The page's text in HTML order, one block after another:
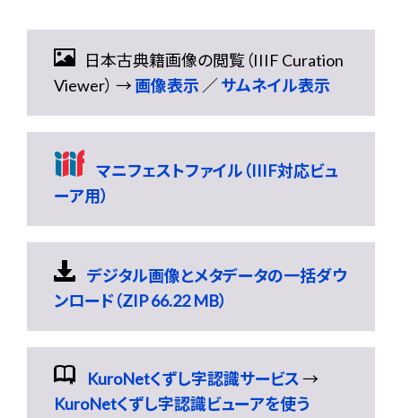
日本古典籍画像の閲覧（IIIF Curation
Viewer） →画像表示 ／サムネイル表示
マニフェストファイル（IIIF対応ビュ
ーア用）
デジタル画像とメタデータの一括ダウ
ンロード（ZIP 66.22 MB）
KuroNetくずし字認識サービス→
KuroNetくずし字認識ビューアを使う